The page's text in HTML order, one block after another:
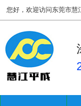
您好，欢迎访问东莞市慧